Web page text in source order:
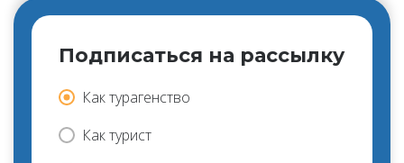
Подписаться на рассылку
Как турагенство
Как турист